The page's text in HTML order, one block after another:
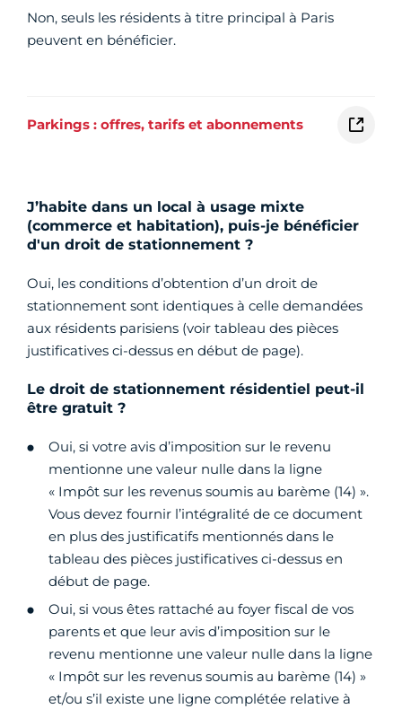
Non, seuls les résidents à titre principal à Paris
peuvent en bénéficier.
Parkings : offres, tarifs et abonnements
J’habite dans un local à usage mixte
(commerce et habitation), puis-je bénéficier
d'un droit de stationnement ?
Oui, les conditions d’obtention d’un droit de
stationnement sont identiques à celle demandées
aux résidents parisiens (voir tableau des pièces
justificatives ci-dessus en début de page).
Le droit de stationnement résidentiel peut-il
être gratuit ?
Oui, si votre avis d’imposition sur le revenu
mentionne une valeur nulle dans la ligne
« Impôt sur les revenus soumis au barème (14) ».
Vous devez fournir l’intégralité de ce document
en plus des justificatifs mentionnés dans le
tableau des pièces justificatives ci-dessus en
début de page.
Oui, si vous êtes rattaché au foyer fiscal de vos
parents et que leur avis d’imposition sur le
revenu mentionne une valeur nulle dans la ligne
« Impôt sur les revenus soumis au barème (14) »
et/ou s’il existe une ligne complétée relative à